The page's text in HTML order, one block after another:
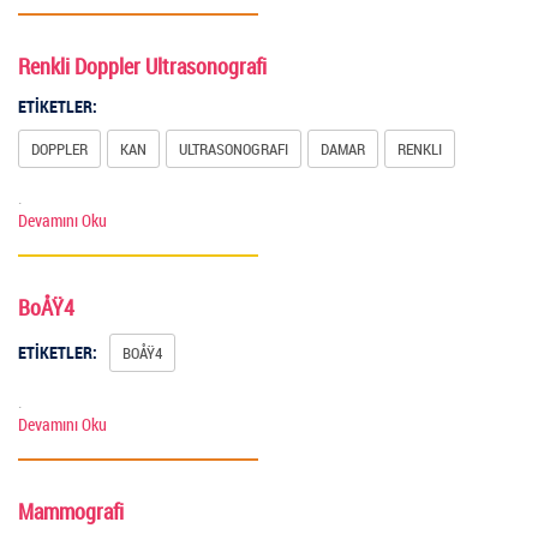
Renkli Doppler Ultrasonografi
ETİKETLER:
DOPPLER KAN ULTRASONOGRAFI DAMAR RENKLI
Devamını Oku
BoÅŸ4
ETİKETLER: BOÅŸ4
Devamını Oku
Mammografi